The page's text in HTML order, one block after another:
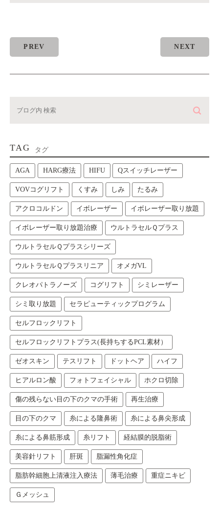
PREV NEXT
TAG タグ
AGA HARG療法 HIFU Qスイッチレーザー
VOVコグリフト くすみ しみ たるみ
アクロコルドン イボレーザー イボレーザー取り放題
イボレーザー取り放題治療 ウルトラセルＱプラス
ウルトラセルＱプラスシリーズ
ウルトラセルＱプラスリニア オメガVL
クレオパトラノーズ コグリフト シミレーザー
シミ取り放題 セラピューティックプログラム
セルフロックリフト
セルフロックリフトプラス(長持ちするPCL素材）
ゼオスキン テスリフト ドットヘア ハイフ
ヒアルロン酸 フォトフェイシャル ホクロ切除
傷の残らない目の下のクマの手術 再生治療
目の下のクマ 糸による隆鼻術 糸による鼻尖形成
糸による鼻筋形成 糸リフト 経結膜的脱脂術
美容針リフト 肝斑 脂漏性角化症
脂肪幹細胞上清液注入療法 薄毛治療 重症ニキビ
Ｇメッシュ